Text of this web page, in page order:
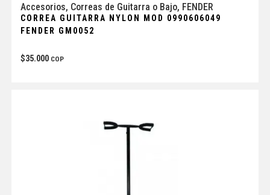
Accesorios, Correas de Guitarra o Bajo, FENDER
CORREA GUITARRA NYLON MOD 0990606049
FENDER GM0052
$35.000 COP